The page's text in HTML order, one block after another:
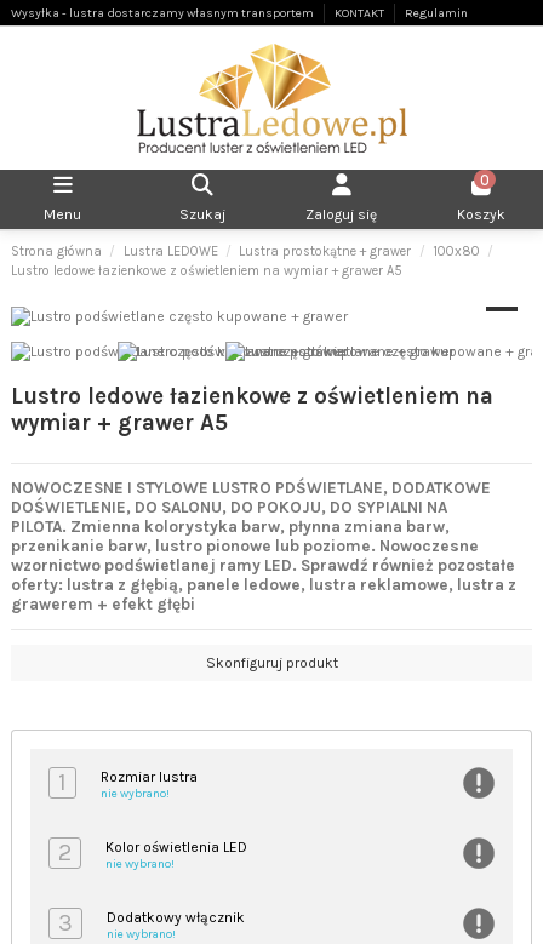
Wysyłka - lustra dostarczamy własnym transportem KONTAKT Regulamin
Menu Szukaj Zaloguj się
0
Koszyk
Strona główna Lustra LEDOWE Lustra prostokątne + grawer
100x80
Lustro ledowe łazienkowe z oświetleniem na wymiar + grawer A5
Lustro ledowe łazienkowe z oświetleniem na
wymiar + grawer A5
NOWOCZESNE I STYLOWE LUSTRO PDŚWIETLANE, DODATKOWE
DOŚWIETLENIE, DO SALONU, DO POKOJU, DO SYPIALNI NA
PILOTA. Zmienna kolorystyka barw, płynna zmiana barw,
przenikanie barw, lustro pionowe lub poziome. Nowoczesne
wzornictwo podświetlanej ramy LED. Sprawdź również pozostałe
oferty: lustra z głębią, panele ledowe, lustra reklamowe, lustra z
grawerem + efekt głębi
Skonfiguruj produkt
1 Rozmiar lustra
nie wybrano!
2 Kolor oświetlenia LED
nie wybrano!
3 Dodatkowy włącznik
nie wybrano!